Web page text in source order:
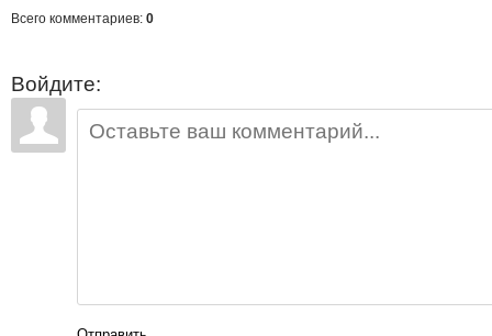
Всего комментариев: 0
Войдите: